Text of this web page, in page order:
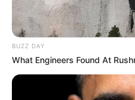
BUZZ DAY
What Engineers Found At